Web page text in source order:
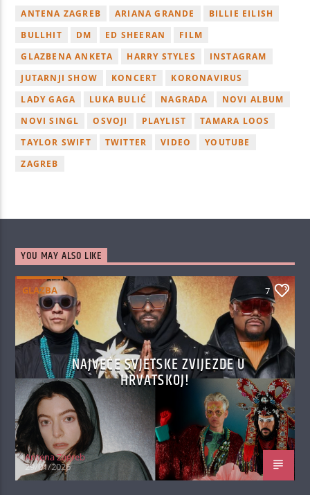
ANTENA ZAGREB ARIANA GRANDE
BILLIE EILISH
BULLHIT
DM ED SHEERAN
FILM
GLAZBENA ANKETA
HARRY STYLES
INSTAGRAM
JUTARNJI SHOW
KONCERT
KORONAVIRUS
LADY GAGA
LUKA BULIĆ NAGRADA
NOVI ALBUM
NOVI SINGL
OSVOJI PLAYLIST
TAMARA LOOS
TAYLOR SWIFT
TWITTER VIDEO
YOUTUBE
ZAGREB
YOU MAY ALSO LIKE
GLAZBA 7
NAJVEĆE SVJETSKE ZVIJEZDE U
HRVATSKOJ!
Antena Zagreb
29/01/2026